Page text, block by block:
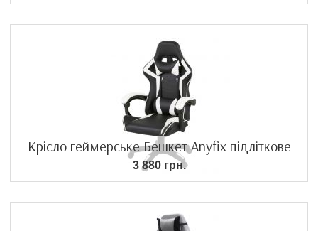
Крісло геймерське Бешкет Anyfix підліткове
3 880 грн.